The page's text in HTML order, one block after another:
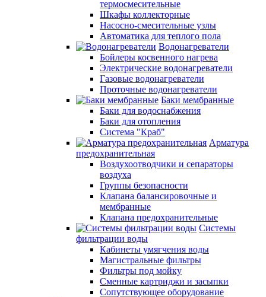
термосмесительные
Шкафы коллекторные
Насосно-смесительные узлы
Автоматика для теплого пола
Водонагреватели
Бойлеры косвенного нагрева
Электрические водонагреватели
Газовые водонагреватели
Проточные водонагреватели
Баки мембранные
Баки для водоснабжения
Баки для отопления
Система "Краб"
Арматура
предохранительная
Воздухоотводчики и сепараторы
воздуха
Группы безопасности
Клапана балансировочные и
мембранные
Клапана предохранительные
Системы
фильтрации воды
Кабинеты умягчения воды
Магистральные фильтры
Фильтры под мойку
Сменные картриджи и засыпки
Сопутствующее оборудование